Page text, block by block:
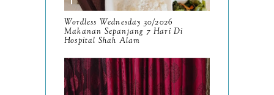
September
August8
July 14
June
Wordless Wednesday 30/2026
Makanan Sepanjang 7 Hari Di
Hospital Shah Alam